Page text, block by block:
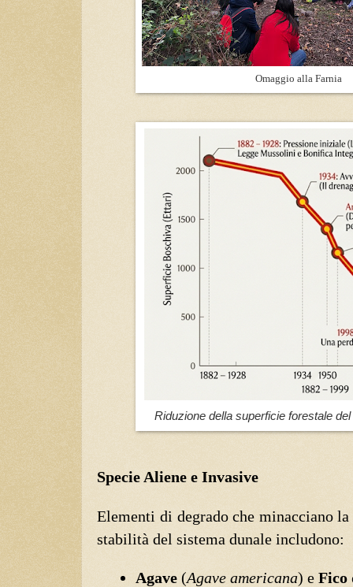
Omaggio alla Farnia
Riduzione della superficie forestale
Specie Aliene e Invasive
Elementi di degrado che minacciano
stabilità del sistema dunale includono:
Agave(Agave americana) eFico